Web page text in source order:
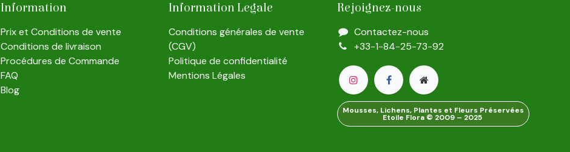
Rejoignez-nous
Contactez-nous
+33-1-84-25-73-92
Mousses, Lichens, Plantes et Fleurs Préservées
Etoile Flora © 2009 – 2025
Information
Prix et Conditions de vente
Conditions de livraison
Procédures de Commande
FAQ
Blog
Information Legale
Conditions générales de vente
(CGV)
Politique de confidentialité
Mentions Légales